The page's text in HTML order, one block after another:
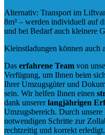
Alternativ: Transport im
8m³ – werden individuell auf
und bei Bedarf auch kleinere
Kleinstladungen können auch
Das erfahrene Team von
Verfügung, um Ihnen beim
Ihrer Umzugsgüter und
sein. Wir helfen Ihnen einen
dank unsererlangjährigen
Umzugsbereich. Durch
notwendigen Schritte zur
rechtzeitig und korrekt erledigt.